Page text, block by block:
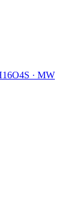
· MW